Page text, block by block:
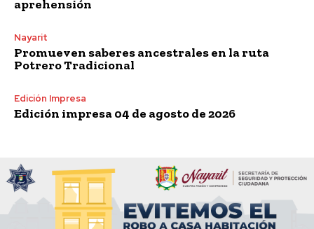
aprehensión
Nayarit
Promueven saberes ancestrales en la ruta
Potrero Tradicional
Edición Impresa
Edición impresa 04 de agosto de 2026